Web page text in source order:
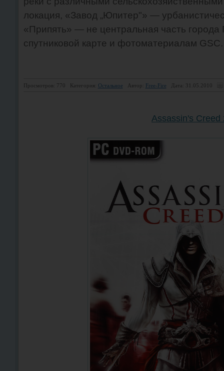
локация, «Завод „Юпитер"» —
«Припять» — не центральная часть города
спутниковой карте и фотоматериалам GSC.
Просмотров: 770 Категория: Остальное Автор: Free-Fire Дата: 31.05.2010
Assassin's Creed